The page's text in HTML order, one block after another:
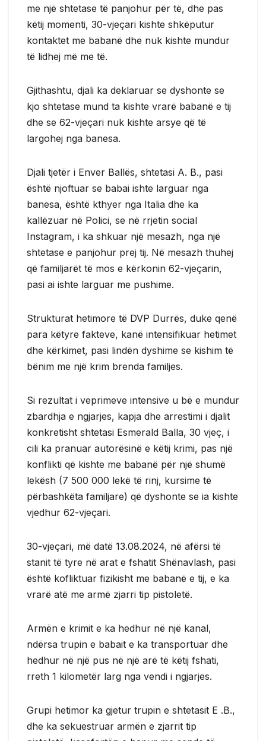
me një shtetase të panjohur për të, dhe pas
këtij momenti, 30-vjeçari kishte shkëputur
kontaktet me babanë dhe nuk kishte mundur
të lidhej më me të.
Gjithashtu, djali ka deklaruar se dyshonte se
kjo shtetase mund ta kishte vrarë babanë e tij
dhe se 62-vjeçari nuk kishte arsye që të
largohej nga banesa.
Djali tjetër i Enver Ballës, shtetasi A. B., pasi
është njoftuar se babai ishte larguar nga
banesa, është kthyer nga Italia dhe ka
kallëzuar në Polici, se në rrjetin social
Instagram, i ka shkuar një mesazh, nga një
shtetase e panjohur prej tij. Në mesazh thuhej
që familjarët të mos e kërkonin 62-vjeçarin,
pasi ai ishte larguar me pushime.
Strukturat hetimore të DVP Durrës, duke qenë
para këtyre fakteve, kanë intensifikuar hetimet
dhe kërkimet, pasi lindën dyshime se kishim të
bënim me një krim brenda familjes.
Si rezultat i veprimeve intensive u bë e mundur
zbardhja e ngjarjes, kapja dhe arrestimi i djalit
konkretisht shtetasi Esmerald Balla, 30 vjeç, i
cili ka pranuar autorësinë e këtij krimi, pas një
konflikti që kishte me babanë për një shumë
lekësh (7 500 000 lekë të rinj, kursime të
përbashkëta familjare) që dyshonte se ia kishte
vjedhur 62-vjeçari.
30-vjeçari, më datë 13.08.2024, në afërsi të
stanit të tyre në arat e fshatit Shënavlash, pasi
është kofliktuar fizikisht me babanë e tij, e ka
vrarë atë me armë zjarri tip pistoletë.
Armën e krimit e ka hedhur në një kanal,
ndërsa trupin e babait e ka transportuar dhe
hedhur në një pus në një arë të këtij fshati,
rreth 1 kilometër larg nga vendi i ngjarjes.
Grupi hetimor ka gjetur trupin e shtetasit E .B.,
dhe ka sekuestruar armën e zjarrit tip